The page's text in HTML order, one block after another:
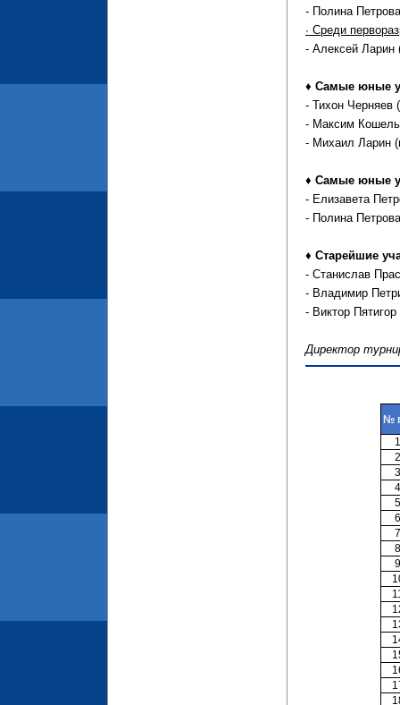
- Полина
∙ Среди
- Алексей Ларин
♦ Самые юные
- Тихон Черняев
- Максим Кошель
- Михаил Ларин
♦ Самые юные
- Елизавета
- Полина
♦ Старейшие
- Станислав
- Владимир
- Виктор
Директор